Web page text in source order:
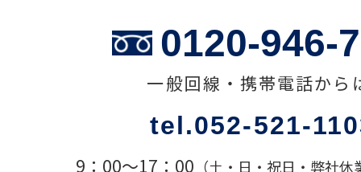
色々な計測器
0120-946-
一般回線・携帯電話から
tel.052-521-
9：00〜17：00 （土・日・祝日・弊社